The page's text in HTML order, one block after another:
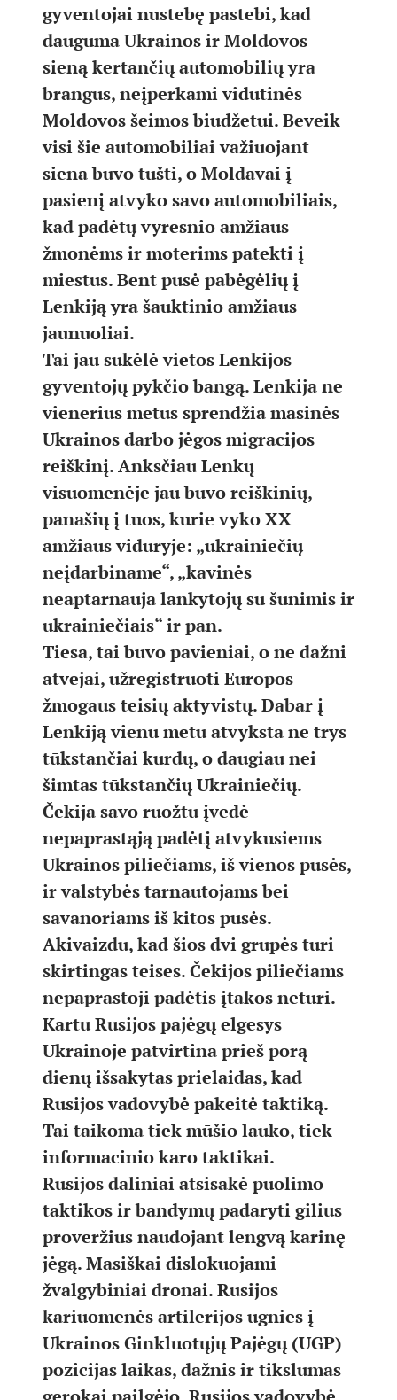
gyventojai nustebę pastebi, kad
dauguma Ukrainos ir Moldovos
sieną kertančių automobilių yra
brangūs, neįperkami vidutinės
Moldovos šeimos biudžetui. Beveik
visi šie automobiliai važiuojant
siena buvo tušti, o Moldavai į
pasienį atvyko savo automobiliais,
kad padėtų vyresnio amžiaus
žmonėms ir moterims patekti į
miestus. Bent pusė pabėgėlių į
Lenkiją yra šauktinio amžiaus
jaunuoliai.
Tai jau sukėlė vietos Lenkijos
gyventojų pykčio bangą. Lenkija ne
vienerius metus sprendžia masinės
Ukrainos darbo jėgos migracijos
reiškinį. Anksčiau Lenkų
visuomenėje jau buvo reiškinių,
panašių į tuos, kurie vyko XX
amžiaus viduryje: „ukrainiečių
neįdarbiname“, „kavinės
neaptarnauja lankytojų su šunimis ir
ukrainiečiais“ ir pan.
Tiesa, tai buvo pavieniai, o ne dažni
atvejai, užregistruoti Europos
žmogaus teisių aktyvistų. Dabar į
Lenkiją vienu metu atvyksta ne trys
tūkstančiai kurdų, o daugiau nei
šimtas tūkstančių Ukrainiečių.
Čekija savo ruožtu įvedė
nepaprastąją padėtį atvykusiems
Ukrainos piliečiams, iš vienos pusės,
ir valstybės tarnautojams bei
savanoriams iš kitos pusės.
Akivaizdu, kad šios dvi grupės turi
skirtingas teises. Čekijos piliečiams
nepaprastoji padėtis įtakos neturi.
Kartu Rusijos pajėgų elgesys
Ukrainoje patvirtina prieš porą
dienų išsakytas prielaidas, kad
Rusijos vadovybė pakeitė taktiką.
Tai taikoma tiek mūšio lauko, tiek
informacinio karo taktikai.
Rusijos daliniai atsisakė puolimo
taktikos ir bandymų padaryti gilius
proveržius naudojant lengvą karinę
jėgą. Masiškai dislokuojami
žvalgybiniai dronai. Rusijos
kariuomenės artilerijos ugnies į
Ukrainos Ginkluotųjų Pajėgų (UGP)
pozicijas laikas, dažnis ir tikslumas